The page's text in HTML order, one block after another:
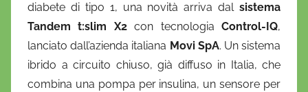
diabete di tipo 1, una novità arriva dal sistema
Tandem t:slim X2con tecnologiaControl-IQ,
lanciato dall’azienda italiana Movi SpA. Un sistema
ibrido a circuito chiuso, già diffuso in Italia, che
combina una pompa per insulina, un sensore per